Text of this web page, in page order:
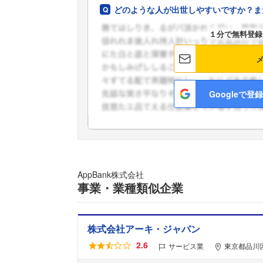
どのような人が出世しやすいですか？
１分で無料登
Googleで登録
AppBank株式会社
事業・業種類似企業
株式会社アーキ・ジャパン
2.6 サービス業 東京都品川